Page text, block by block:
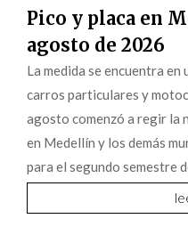
Pico y placa en
agosto de 2026
La medida se encuentra en
carros particulares y
agosto comenzó a regir la
en Medellín y los demás
para el segundo semestre